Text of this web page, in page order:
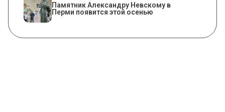
​Памятник Александру Невскому в
Перми появится этой осенью